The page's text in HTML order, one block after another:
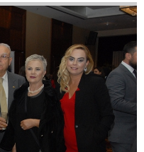
193